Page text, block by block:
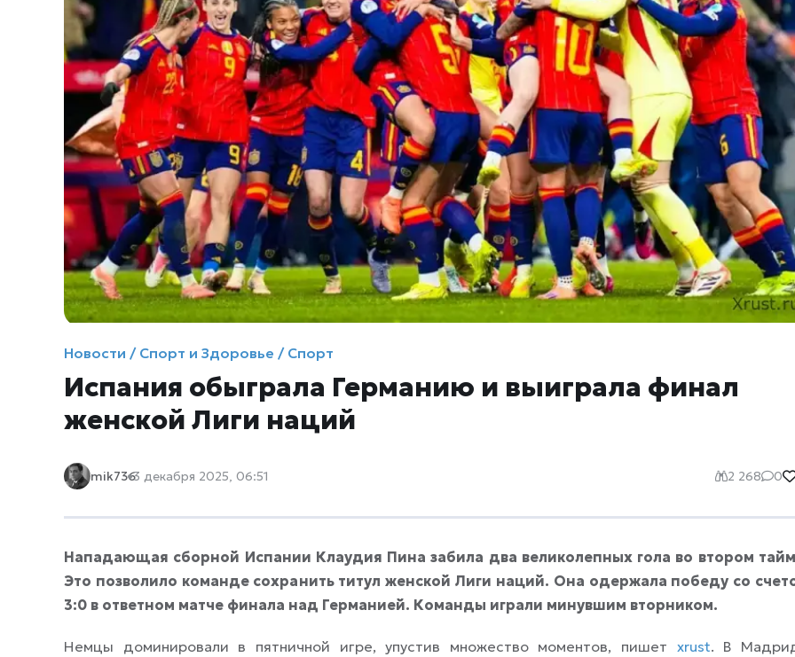
Новости / Спорт и Здоровье / Спорт
Испания обыграла Германию и выиграла финал
женской Лиги наций
mik7363 декабря 2025, 06:51 2 268 0
Нападающая сборной Испании Клаудия Пина забила два великолепных гола во втором
Это позволило команде сохранить титул женской Лиги наций. Она одержала победу со
3:0 в ответном матче финала над Германией. Команды играли минувшим вторником.
Немцы доминировали в пятничной игре, упустив множество моментов, пишет xrust. В